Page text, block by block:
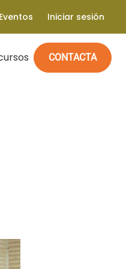
Eventos Iniciar sesión
CONTACTA